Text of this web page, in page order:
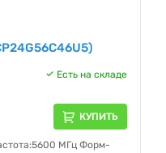
Есть на складе
КУПИТЬ
МГц Форм-